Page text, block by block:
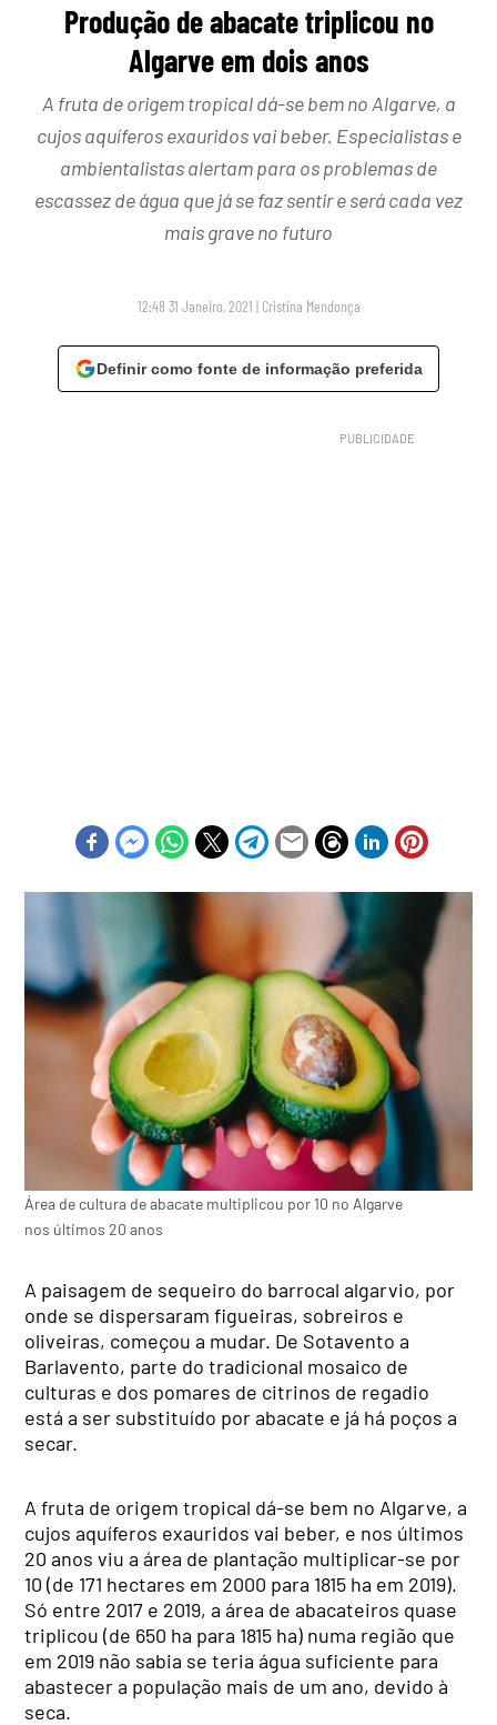
Produção de abacate triplicou no
Algarve em dois anos
A fruta de origem tropical dá-se bem no Algarve, a
cujos aquíferos exauridos vai beber. Especialistas e
ambientalistas alertam para os problemas de
escassez de água que já se faz sentir e será cada vez
mais grave no futuro
12:48 31 Janeiro, 2021 | Cristina Mendonça
Definir como fonte de informação preferida
Área de cultura de abacate multiplicou por 10 no Algarve
nos últimos 20 anos
A paisagem de sequeiro do barrocal algarvio, por
onde se dispersaram figueiras, sobreiros e
oliveiras, começou a mudar. De Sotavento a
Barlavento, parte do tradicional mosaico de
culturas e dos pomares de citrinos de regadio
está a ser substituído por abacate e já há poços a
secar.
A fruta de origem tropical dá-se bem no Algarve, a
cujos aquíferos exauridos vai beber, e nos últimos
20 anos viu a área de plantação multiplicar-se por
10 (de 171 hectares em 2000 para 1815 ha em 2019).
Só entre 2017 e 2019, a área de abacateiros quase
triplicou (de 650 ha para 1815 ha) numa região que
em 2019 não sabia se teria água suficiente para
abastecer a população mais de um ano, devido à
seca.